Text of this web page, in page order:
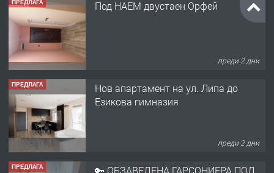
ПРЕДЛАГА
Нов апартамент на ул. Липа до
преди 2 дни
ПРЕДЛАГА
🔑 ОБЗАВЕДЕНА ГАРСОНИЕРА ПОД
НАЕМ В КВ. „ОРФЕЙ“ – ДО
преди 3 дни
ПРЕДЛАГА